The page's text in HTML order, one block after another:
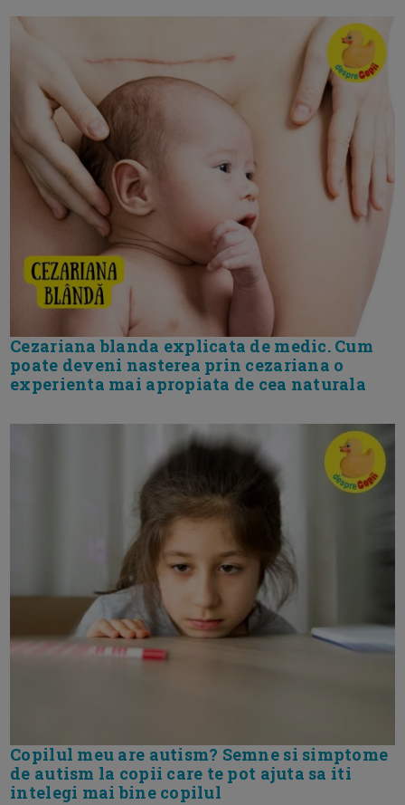
Cezariana blanda explicata de medic. Cum
poate deveni nasterea prin cezariana o
experienta mai apropiata de cea naturala
Copilul meu are autism? Semne si simptome
de autism la copii care te pot ajuta sa iti
intelegi mai bine copilul